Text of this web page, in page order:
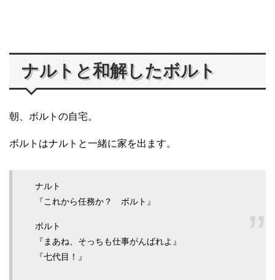
ナルトと和解したボルト
朝、ボルトの自宅。
ボルトはナルトと一緒に家を出ます。
ナルト
『これから任務か？ ボルト』
ボルト
『まあね、そっちも仕事がんばれよ』
『七代目！』